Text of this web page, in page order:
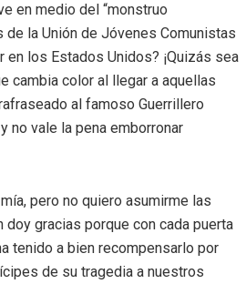
en medio del “monstruo
la Unión de Jóvenes Comunistas
los Estados Unidos? ¡Quizás sea
cambia color al llegar a aquellas
al famoso Guerrillero
no vale la pena emborronar
pero no quiero asumirme las
gracias porque con cada puerta
tenido a bien recompensarlo por
de su tragedia a nuestros